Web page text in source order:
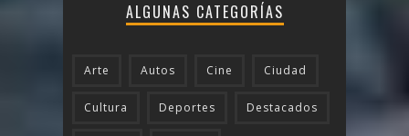
ALGUNAS CATEGORÍAS
Arte Autos Cine Ciudad
Cultura Deportes Destacados